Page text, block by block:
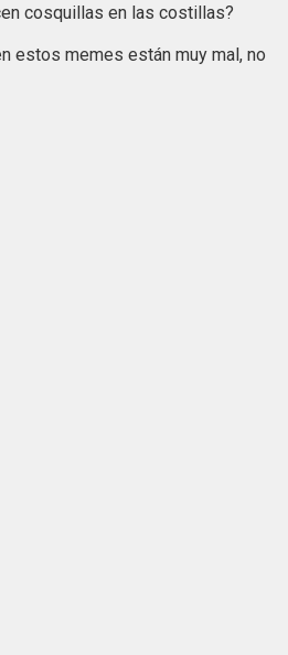
cosquillas en las costillas?
estos memes están muy mal, no